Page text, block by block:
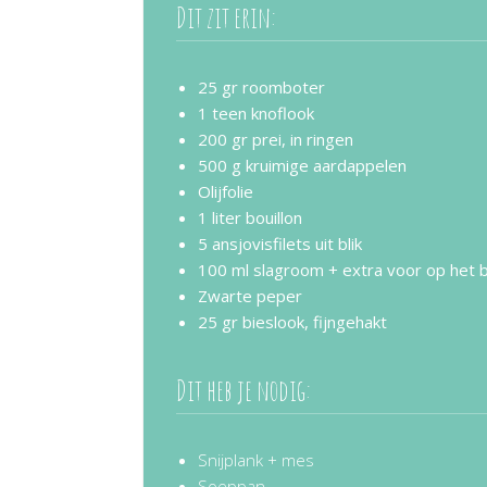
Dit zit erin:
25 gr roomboter
1 teen knoflook
200 gr prei, in ringen
500 g kruimige aardappelen
Olijfolie
1 liter bouillon
5 ansjovisfilets uit blik
100 ml slagroom + extra voor op het
Zwarte peper
25 gr bieslook, fijngehakt
Dit heb je nodig:
Snijplank + mes